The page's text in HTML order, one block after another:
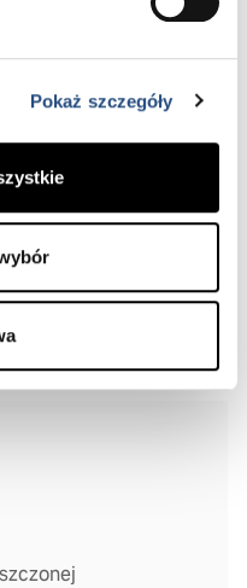
Pokaż szczegóły
z oferty